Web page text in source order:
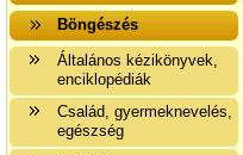
Böngészés
Általános kézikönyvek,
enciklopédiák
Család, gyermeknevelés,
egészség